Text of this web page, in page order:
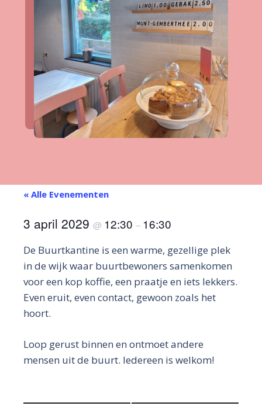
« Alle Evenementen
3 april 2029 @ 12:30 – 16:30
De Buurtkantine is een warme, gezellige plek
in de wijk waar buurtbewoners samenkomen
voor een kop koffie, een praatje en iets lekkers.
Even eruit, even contact, gewoon zoals het
hoort.
Loop gerust binnen en ontmoet andere
mensen uit de buurt. Iedereen is welkom!